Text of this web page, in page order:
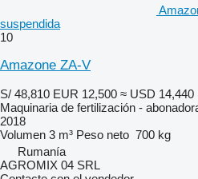
suspendida
10
Amazone ZA-V
S/ 48,810 EUR 12,500 ≈ USD 14,440
Maquinaria de fertilización -
2018
Volumen 3 m³ Peso neto 700 kg
Rumanía
AGROMIX 04 SRL